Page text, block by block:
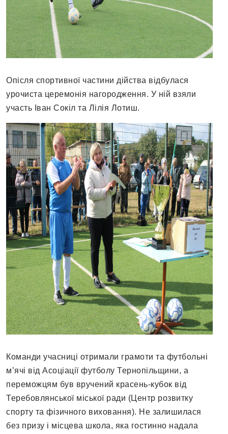
Опісля спортивної частини дійства відбулася
урочиста церемонія нагородження. У ній взяли
участь Іван Сокіл та Лілія Лотиш.
Команди учасниці отримали грамоти та футбольні
м’ячі від Асоціації футболу Тернопільщини, а
переможцям був вручений красень-кубок від
Теребовлянської міської ради (Центр розвитку
спорту та фізичного виховання). Не залишилася
без призу і місцева школа, яка гостинно надала